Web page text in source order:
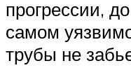
прогрессии,
самом
трубы не